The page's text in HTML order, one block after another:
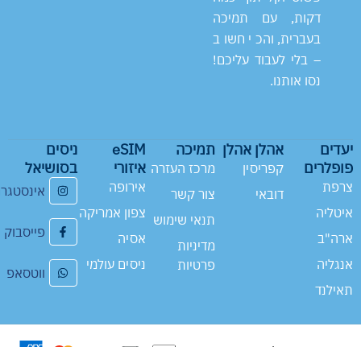
דקות, עם תמיכה
בעברית, והכי חשוב
– בלי לעבוד עליכם!
נסו אותנו.
יעדים
פופלרים
צרפת
איטליה
ארה"ב
אנגליה
תאילנד
אהלן אהלן
קפריסין
דובאי
תמיכה
מרכז העזרה
צור קשר
תנאי שימוש
מדיניות
פרטיות
eSIM
איזורי
אירופה
צפון אמריקה
אסיה
ניסים עולמי
ניסים
בסושיאל
פייסבוק
ווטסאפ